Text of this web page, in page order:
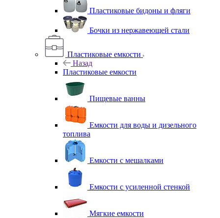
Пластиковые бидоны и фляги
Бочки из нержавеющей стали
Пластиковые емкости
Назад
Пластиковые емкости
Пищевые ванны
Емкости для воды и дизельного
топлива
Емкости с мешалками
Емкости с усиленной стенкой
Мягкие емкости